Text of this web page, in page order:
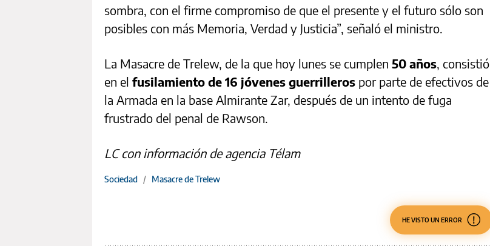
sombra, con el firme compromiso de que el presente y el futuro sólo son
posibles con más Memoria, Verdad y Justicia”, señaló el ministro.
La Masacre de Trelew, de la que hoy lunes se cumplen 50 años, consistió
en el fusilamiento de 16 jóvenes guerrilleros por parte de efectivos de
la Armada en la base Almirante Zar, después de un intento de fuga
frustrado del penal de Rawson.
LC con información de agencia Télam
Sociedad / Masacre de Trelew
HE VISTO UN ERROR